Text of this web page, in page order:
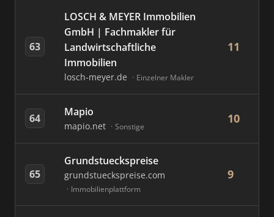
63
LOSCH & MEYER Immobilien
GmbH | Fachmakler für
Landwirtschaftliche
Immobilien
losch-meyer.de Einzelner Makler
11
64 Mapio
mapio.net Sonstige
10
65
Grundstueckspreise
grundstueckspreise.com
Immobilienplattform
9